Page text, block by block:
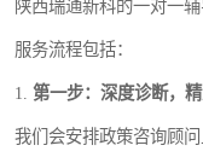
陕西瑞通新科的一对一
服务流程包括：
1. 第一步：深度诊断，
我们会安排政策咨询顾